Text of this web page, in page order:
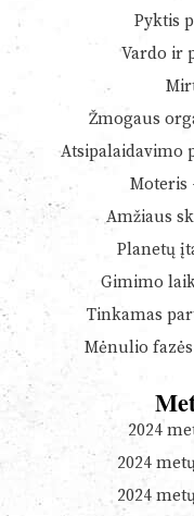
Pyktis
Vardo ir
Žmogaus
Atsipalaidavimo
Moteris
Amžiaus
Planetų
Gimimo
Tinkamas
Mėnulio
2024
2024
2024